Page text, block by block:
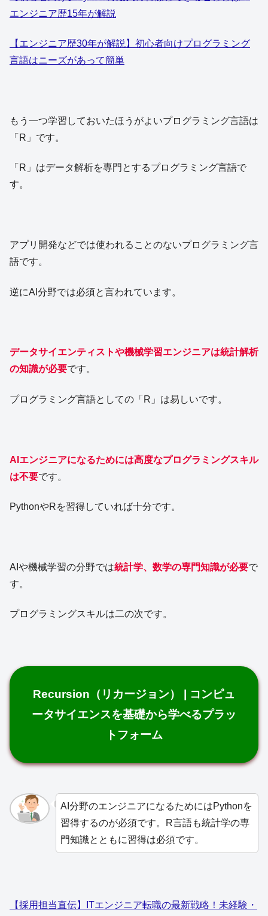
エンジニア歴15年が解説
【エンジニア歴30年が解説】初心者向けプログラミング
言語はニーズがあって簡単
もう一つ学習しておいたほうがよいプログラミング言語は
「R」です。
「R」はデータ解析を専門とするプログラミング言語で
す。
アプリ開発などでは使われることのないプログラミング言
語です。
逆にAI分野では必須と言われています。
データサイエンティストや機械学習エンジニアは統計解析
の知識が必要です。
プログラミング言語としての「R」は易しいです。
AIエンジニアになるためには高度なプログラミングスキル
は不要です。
PythonやRを習得していれば十分です。
AIや機械学習の分野では統計学、数学の専門知識が必要で
す。
プログラミングスキルは二の次です。
Recursion（リカージョン） | コンピュ
ータサイエンスを基礎から学べるプラッ
トフォーム
AI分野のエンジニアになるためにはPythonを
習得するのが必須です。R言語も統計学の専
門知識とともに習得は必須です。
【採用担当直伝】ITエンジニア転職の最新戦略！未経験・